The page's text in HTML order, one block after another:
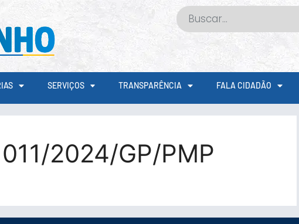
SERVIÇOS TRANSPARÊNCIA FALA CIDADÃO
011/2024/GP/PMP